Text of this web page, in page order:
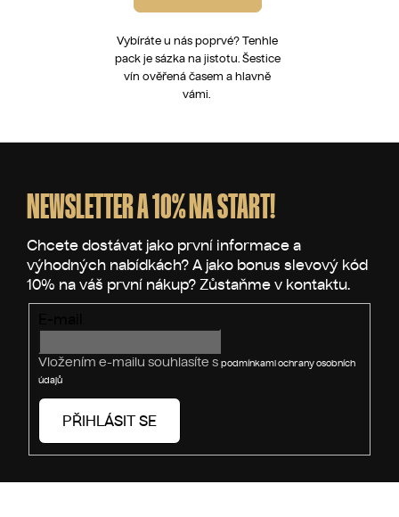
Vybíráte u nás poprvé? Tenhle
pack je sázka na jistotu. Šestice
vín ověřená časem a hlavně
vámi.
NEWSLETTER A 10% NA START!
Vložením e-mailu souhlasíte s podmínkami ochrany osobních
údajů
PŘIHLÁSIT SE